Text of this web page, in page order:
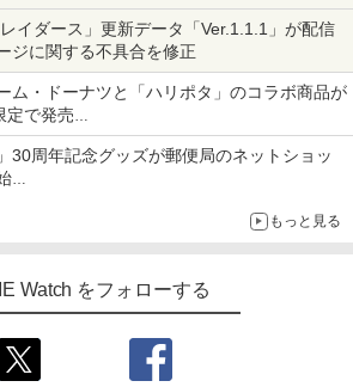
レイダース」更新データ「Ver.1.1.1」が配信
ジに関する不具合を修正
ム・ドーナツと「ハリポタ」のコラボ商品が
定で発売
など見た目も楽しい商品が登場
30周年記念グッズが郵便局のネットショッ
もっと見る
Watch をフォローする